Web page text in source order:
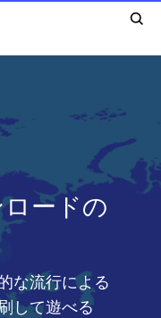
ードの
な流行による
して遊べる